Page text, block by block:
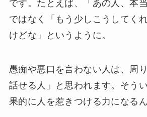
です。たとえば、「あの人、本
ではなく「もう少しこうしてく
けどな」というように。
愚痴や悪口を言わない人は、周
話せる人」と思われます。そう
果的に人を惹きつける力になるん